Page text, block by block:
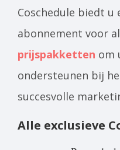
Coschedule biedt u
abonnement voor
prijspakketten om
ondersteunen bij
succesvolle
Alle exclusieve